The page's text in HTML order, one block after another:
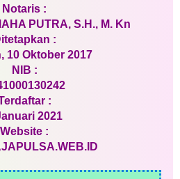
Notaris :
PUTRA, S.H., M. Kn
:
10 Oktober 2017
NIB :
:
2021
Website :